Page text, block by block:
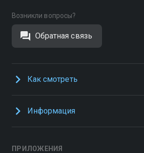
Возникли вопросы?
Обратная связь
Как смотреть
Информация
ПРИЛОЖЕНИЯ